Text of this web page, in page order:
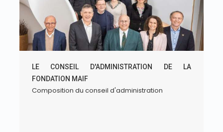
LE CONSEIL D'ADMINISTRATION DE LA
FONDATION MAIF
Composition du conseil d'administration